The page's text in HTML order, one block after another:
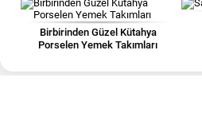
Birbirinden Güzel Kütahya
Porselen Yemek Takımları